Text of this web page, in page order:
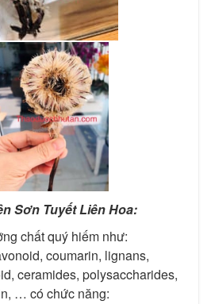
Sơn Tuyết Liên Hoa:
chất quý hiếm như:
coumarin, lignans,
ceramides, polysaccharides,
… có chức năng: